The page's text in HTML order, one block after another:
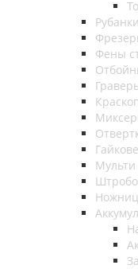
Рубанки
Фены